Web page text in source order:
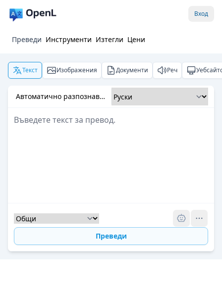
Вход
Преведи Инструменти Изтегли Цени
Текст Изображения Документи Реч
Автоматично разпознаване
Преведи